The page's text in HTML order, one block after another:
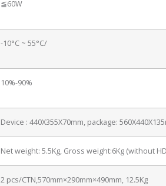
≦60W
-10°C ~ 55°C/
10%-90%
Device : 440X355X70mm, package:
Net weight: 5.5Kg, Gross weight:6Kg (without
2 pcs/CTN,570mm×290mm×490mm, 12.5Kg